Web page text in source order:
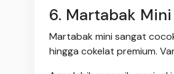
6. Martabak
Martabak mini sangat
hingga cokelat premium.